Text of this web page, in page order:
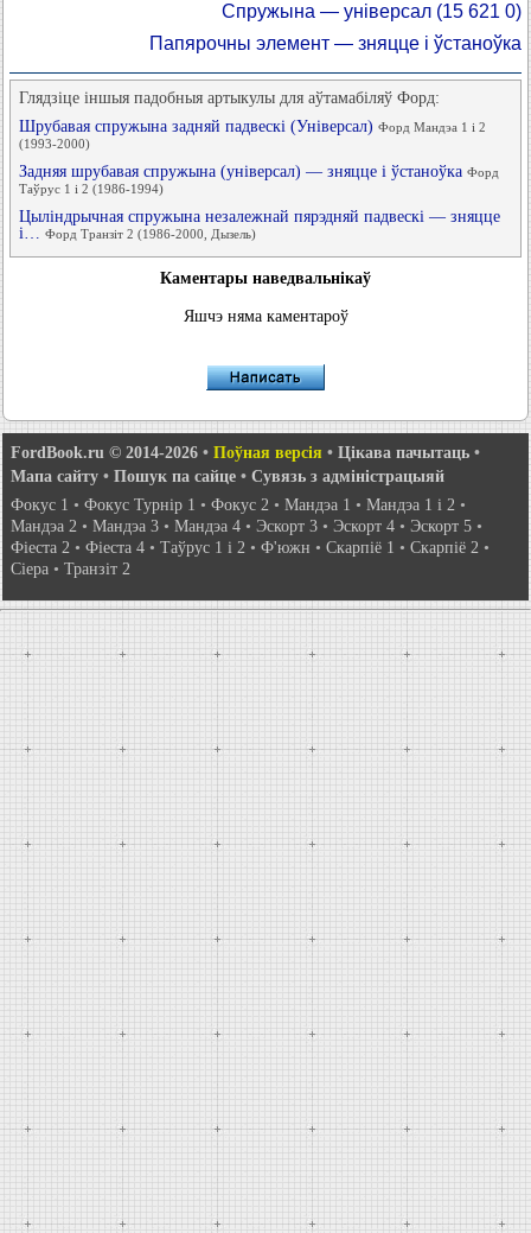
Спружына — універсал (15 621 0)
Папярочны элемент — зняцце і ўстаноўка
Глядзіце іншыя падобныя артыкулы для аўтамабіляў Форд:
Шрубавая спружына задняй падвескі (Універсал) Форд Мандэа 1 і 2
(1993-2000)
Задняя шрубавая спружына (універсал) — зняцце і ўстаноўка Форд
Таўрус 1 і 2 (1986-1994)
Цыліндрычная спружына незалежнай пярэдняй падвескі — зняцце
і… Форд Транзіт 2 (1986-2000, Дызель)
Каментары наведвальнікаў
Яшчэ няма каментароў
FordBook.ru © 2014-2026 • Поўная версія • Цікава пачытаць •
Мапа сайту • Пошук па сайце • Сувязь з адміністрацыяй
Фокус 1 • Фокус Турнір 1 • Фокус 2 • Мандэа 1 • Мандэа 1 і 2 •
Мандэа 2 • Мандэа 3 • Мандэа 4 • Эскорт 3 • Эскорт 4 • Эскорт 5 •
Фіеста 2 • Фіеста 4 • Таўрус 1 і 2 • Ф'южн • Скарпіё 1 • Скарпіё 2 •
Сіера • Транзіт 2